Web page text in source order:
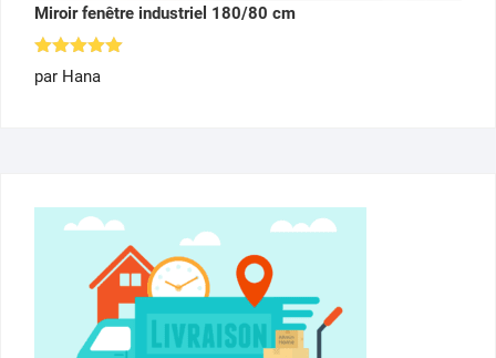
Miroir fenêtre industriel 180/80 cm
Note
sur 5
par Hana